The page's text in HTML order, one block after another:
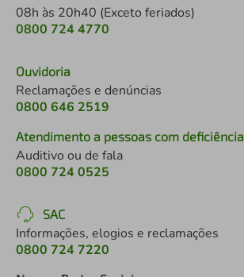
08h às 20h40 (Exceto feriados)
0800 724 4770
Ouvidoria
Reclamações e denúncias
0800 646 2519
Atendimento a pessoas com deficiência
Auditivo ou de fala
0800 724 0525
SAC
Informações, elogios e reclamações
0800 724 7220